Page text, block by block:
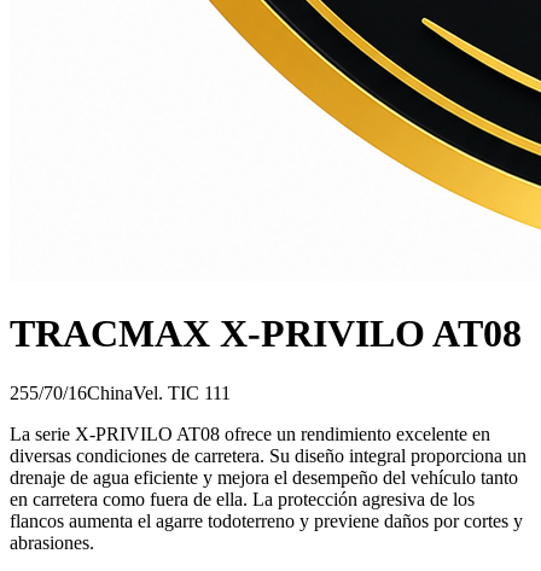
TRACMAX X-PRIVILO AT08
255/70/16ChinaVel. TIC 111
La serie X-PRIVILO AT08 ofrece un rendimiento excelente en
diversas condiciones de carretera. Su diseño integral proporciona un
drenaje de agua eficiente y mejora el desempeño del vehículo tanto
en carretera como fuera de ella. La protección agresiva de los
flancos aumenta el agarre todoterreno y previene daños por cortes y
abrasiones.